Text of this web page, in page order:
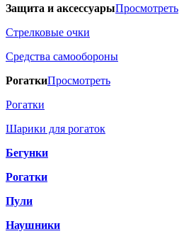
Защита и аксессуарыПросмотреть
Стрелковые очки
Средства самообороны
РогаткиПросмотреть
Рогатки
Шарики для рогаток
Бегунки
Рогатки
Пули
Наушники